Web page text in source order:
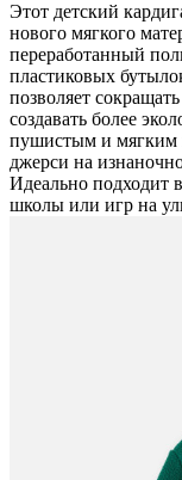
Этот детский
нового мягкого
переработанный
пластиковых
позволяет
создавать более
пушистым и мягким
джерси на
Идеально подходит
школы или игр на